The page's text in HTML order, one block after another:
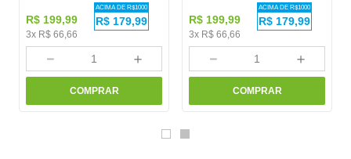
R$ 199,99
3x R$ 66,66
ACIMA DE R$1000
R$ 179,99
＋
－
COMPRAR
R$ 199,99
3x R$ 66,66
ACIMA DE R$1000
R$ 179,99
＋
－
COMPRAR